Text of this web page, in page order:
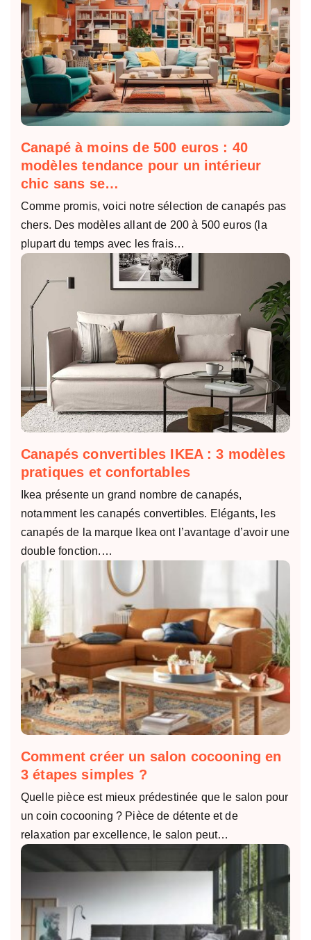
Canapé à moins de 500 euros : 40
modèles tendance pour un intérieur
chic sans se…
Comme promis, voici notre sélection de canapés pas
chers. Des modèles allant de 200 à 500 euros (la
plupart du temps avec les frais…
Canapés convertibles IKEA : 3 modèles
pratiques et confortables
Ikea présente un grand nombre de canapés,
notamment les canapés convertibles. Elégants, les
canapés de la marque Ikea ont l’avantage d’avoir une
double fonction.…
Comment créer un salon cocooning en
3 étapes simples ?
Quelle pièce est mieux prédestinée que le salon pour
un coin cocooning ? Pièce de détente et de
relaxation par excellence, le salon peut…